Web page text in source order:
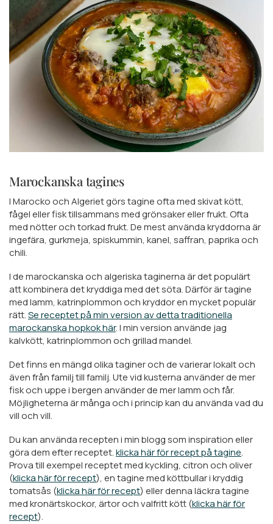
Marockanska tagines
I Marocko och Algeriet görs tagine ofta med skivat kött,
fågel eller fisk tillsammans med grönsaker eller frukt. Ofta
med nötter och torkad frukt. De mest använda kryddorna är
ingefära, gurkmeja, spiskummin, kanel, saffran, paprika och
chili.
I de marockanska och algeriska taginerna är det populärt
att kombinera det kryddiga med det söta. Därför är tagine
med lamm, katrinplommon och kryddor en mycket populär
rätt.Se receptet på min version av detta traditionella
marockanska hopkok här. I min version använde jag
kalvkött, katrinplommon och grillad mandel.
Det finns en mängd olika taginer och de varierar lokalt och
även från familj till familj. Ute vid kusterna använder de mer
fisk och uppe i bergen använder de mer lamm och får.
Möjligheterna är många och i princip kan du använda vad du
vill och vill.
Du kan använda recepten i min blogg som inspiration eller
göra dem efter receptet.klicka här för recept på tagine.
Prova till exempel receptet med kyckling, citron och oliver
(klicka här för recept), en tagine med köttbullar i kryddig
tomatsås (klicka här för recept) eller denna läckra tagine
med kronärtskockor, ärtor och valfritt kött (klicka här för
recept).